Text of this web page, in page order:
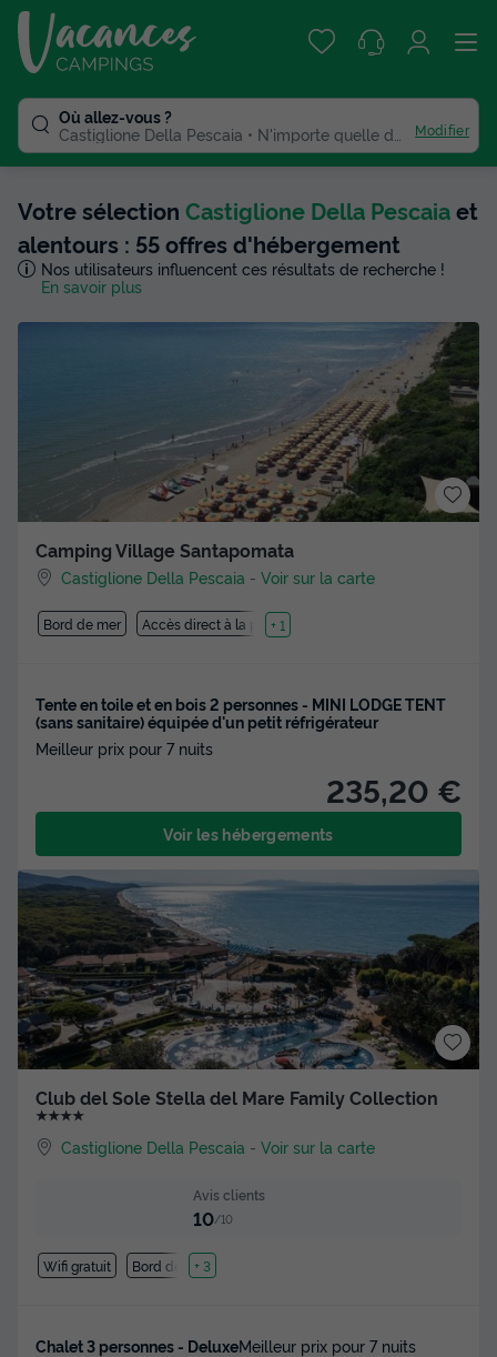
Où allez-vous ?
Castiglione Della Pescaia
N'importe quelle duree Modifier
Votre sélection Castiglione Della Pescaiaet
alentours : 55 offres d'hébergement
Nos utilisateurs influencent ces résultats de recherche !
En savoir plus
Camping Village Santapomata
Castiglione Della Pescaia -Voir sur la carte
Bord de mer Accès direct à la plage
+ 1
Tente en toile et en bois 2 personnes - MINI LODGE TENT
(sans sanitaire) équipée d'un petit réfrigérateur
Meilleur prix pour 7 nuits
235,20 €
Voir les hébergements
Club del Sole Stella del Mare Family Collection
★★★★
Castiglione Della Pescaia -Voir sur la carte
Avis clients
10/10
Wifi gratuit Bord de mer
+ 3
Chalet 3 personnes - DeluxeMeilleur prix pour 7 nuits